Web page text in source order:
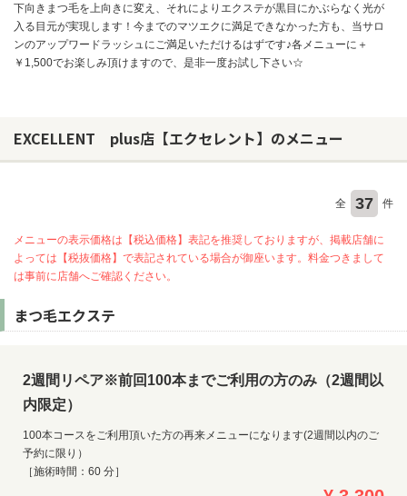
下向きまつ毛を上向きに変え、それによりエクステが黒目にかぶらなく光が
入る目元が実現します！今までのマツエクに満足できなかった方も、当サロ
ンのアップワードラッシュにご満足いただけるはずです♪各メニューに＋
￥1,500でお楽しみ頂けますので、是非一度お試し下さい☆
EXCELLENT plus店【エクセレント】のメニュー
全 37 件
メニューの表示価格は【税込価格】表記を推奨しておりますが、掲載店舗に
よっては【税抜価格】で表記されている場合が御座います。料金つきまして
は事前に店舗へご確認ください。
まつ毛エクステ
2週間リペア※前回100本までご利用の方のみ（2週間以
内限定）
100本コースをご利用頂いた方の再来メニューになります(2週間以内のご
予約に限り）
［施術時間：60 分］